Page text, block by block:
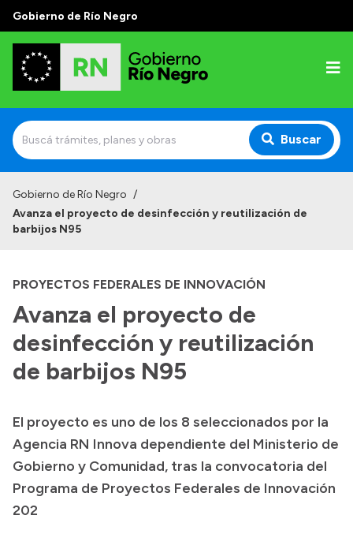
Gobierno de Río Negro
Buscar
Autoridades
Autoridades y Organismos
Discursos en la Legislatura
Casa de Gobierno
Acerca de Río Negro
Geografía
Invertí en Río Negro
Gobierno de Río Negro /
Avanza el proyecto de desinfección y reutilización de
barbijos N95
PROYECTOS FEDERALES DE INNOVACIÓN
Avanza el proyecto de
desinfección y reutilización
de barbijos N95
El proyecto es uno de los 8 seleccionados por la
Agencia RN Innova dependiente del Ministerio de
Gobierno y Comunidad, tras la convocatoria del
Programa de Proyectos Federales de Innovación
202